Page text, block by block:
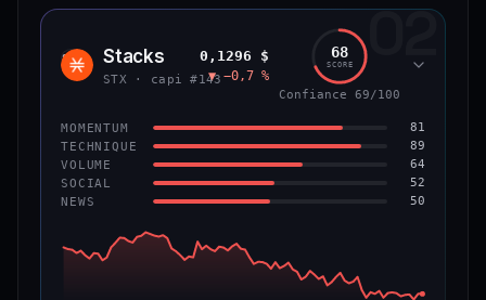
CAP. MARCHÉ VOLUME 24 H
VAR. 7 J VAR. 30 J
−9,9 %
VS ATH
−55,9 %
CONFIANCE 66/100
02
STX Stacks
STX · capi #143
0,1296 $
▼ −0,7 %
68
SCORE
Confiance 69/100
MOMENTUM 81
TECHNIQUE 89
VOLUME 64
SOCIAL 52
NEWS 50